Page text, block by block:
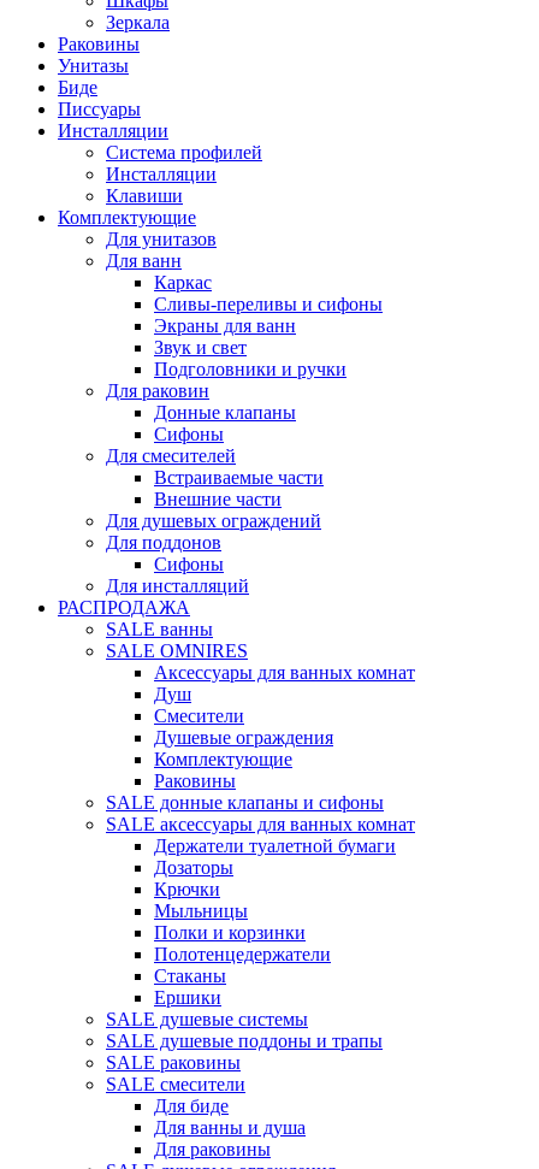
Зеркала
Раковины
Унитазы
Биде
Писсуары
Инсталляции
Система профилей
Инсталляции
Клавиши
Комплектующие
Для унитазов
Для ванн
Каркас
Сливы-переливы и сифоны
Экраны для ванн
Звук и свет
Подголовники и ручки
Для раковин
Донные клапаны
Сифоны
Для смесителей
Встраиваемые части
Внешние части
Для душевых ограждений
Для поддонов
Сифоны
Для инсталляций
РАСПРОДАЖА
SALE ванны
SALE OMNIRES
Аксессуары для ванных комнат
Душ
Смесители
Душевые ограждения
Комплектующие
Раковины
SALE донные клапаны и сифоны
SALE аксессуары для ванных комнат
Держатели туалетной бумаги
Дозаторы
Крючки
Мыльницы
Полки и корзинки
Полотенцедержатели
Стаканы
Ершики
SALE душевые системы
SALE душевые поддоны и трапы
SALE раковины
SALE смесители
Для биде
Для ванны и душа
Для раковины